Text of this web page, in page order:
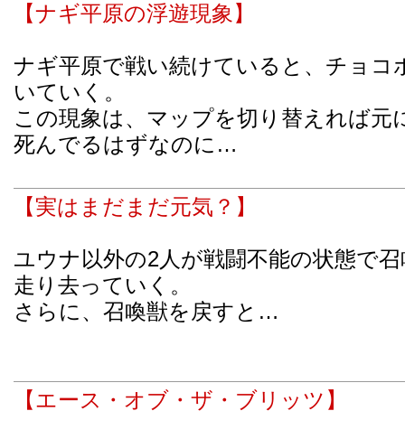
【ナギ平原の浮遊現象】
ナギ平原で戦い続けていると、チョコ
いていく。
この現象は、マップを切り替えれば元
死んでるはずなのに…
【実はまだまだ元気？】
ユウナ以外の2人が戦闘不能の状態で
走り去っていく。
さらに、召喚獣を戻すと…
【エース・オブ・ザ・ブリッツ】